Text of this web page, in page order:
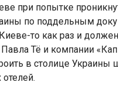
при попытке
по поддельным
то как раз и
Тё и компании
в столице Украины